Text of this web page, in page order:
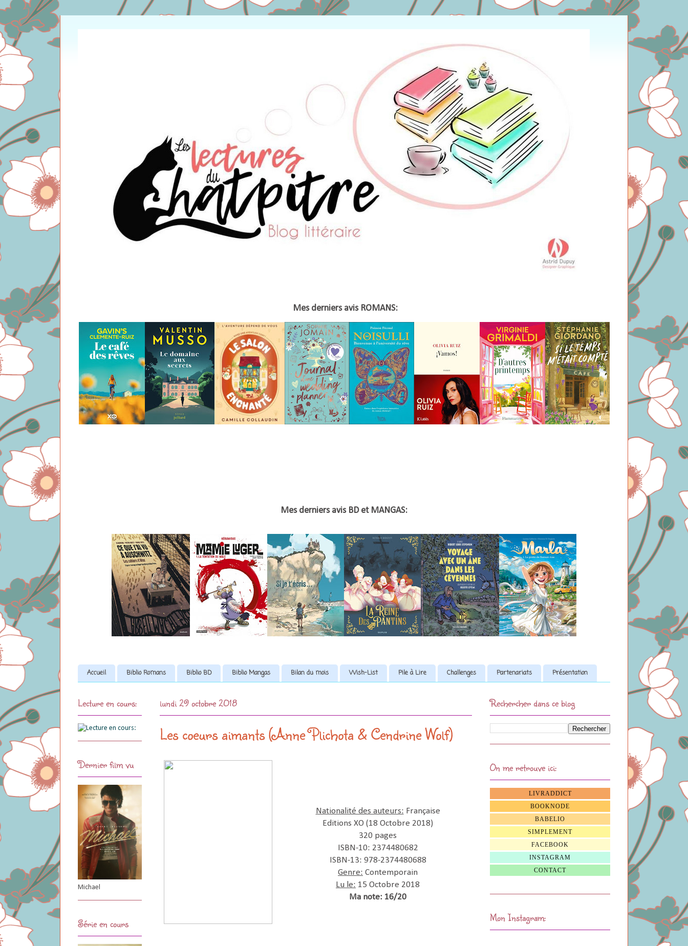
Mes derniers avis ROMANS:
Mes derniers avis BD et MANGAS:
Accueil Biblio Romans Biblio BD Biblio Mangas Bilan du mois Wish-List Pile à Lire Challenges Partenariats Présentation
lundi 29 octobre 2018
Les coeurs aimants (Anne Plichota & Cendrine Wolf)
Nationalité des auteurs: Française
Editions XO (18 Octobre 2018)
320 pages
ISBN-10: 2374480682
ISBN-13: 978-2374480688
Genre: Contemporain
Lu le: 15 Octobre 2018
Ma note: 16/20
Lecture en cours:
Dernier film vu
Michael
Série en cours
Rechercher dans ce blog
On me retrouve ici:
LIVRADDICT
BOOKNODE
BABELIO
SIMPLEMENT
FACEBOOK
INSTAGRAM
CONTACT
Mon Instagram: